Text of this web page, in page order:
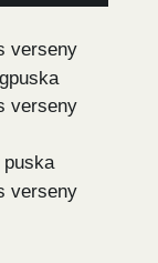
verseny
verseny
puska
verseny